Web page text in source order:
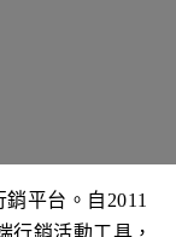
平台。自2011
行銷活動工具，